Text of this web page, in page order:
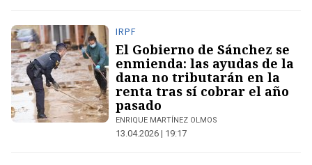
IRPF
El Gobierno de Sánchez se
enmienda: las ayudas de la
dana no tributarán en la
renta tras sí cobrar el año
pasado
ENRIQUE MARTÍNEZ OLMOS
13.04.2026 | 19:17